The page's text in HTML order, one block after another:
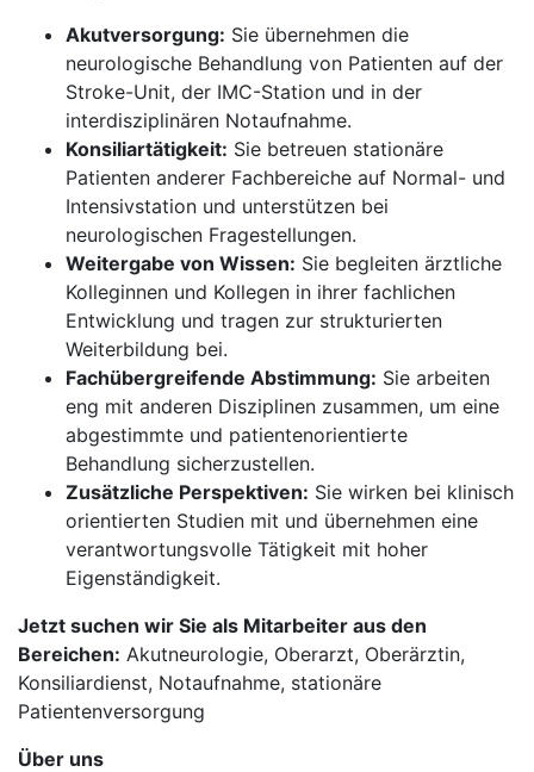
Akutversorgung: Sie übernehmen die
neurologische Behandlung von Patienten auf der
Stroke-Unit, der IMC-Station und in der
interdisziplinären Notaufnahme.
Konsiliartätigkeit: Sie betreuen stationäre
Patienten anderer Fachbereiche auf Normal- und
Intensivstation und unterstützen bei
neurologischen Fragestellungen.
Weitergabe von Wissen: Sie begleiten ärztliche
Kolleginnen und Kollegen in ihrer fachlichen
Entwicklung und tragen zur strukturierten
Weiterbildung bei.
Fachübergreifende Abstimmung: Sie arbeiten
eng mit anderen Disziplinen zusammen, um eine
abgestimmte und patientenorientierte
Behandlung sicherzustellen.
Zusätzliche Perspektiven: Sie wirken bei klinisch
orientierten Studien mit und übernehmen eine
verantwortungsvolle Tätigkeit mit hoher
Eigenständigkeit.
Jetzt suchen wir Sie als Mitarbeiter aus den
Bereichen: Akutneurologie, Oberarzt, Oberärztin,
Konsiliardienst, Notaufnahme, stationäre
Patientenversorgung
Über uns